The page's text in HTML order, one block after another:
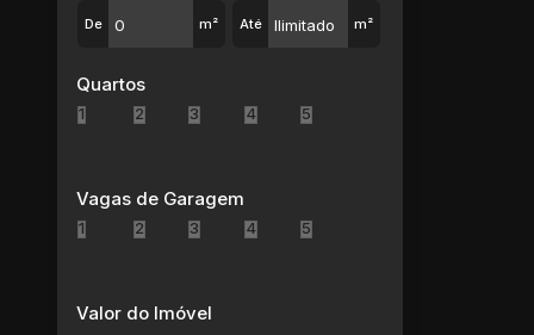
Jardim Quaresmeira II (3)
Parque Santa Rosa (1)
De m² Até m²
Quartos
1 2 3 4 5
Vagas de Garagem
1 2 3 4 5
Valor do Imóvel